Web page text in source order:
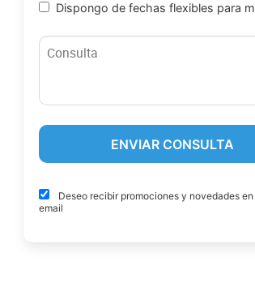
Dispongo de fechas flexibles para
Deseo recibir promociones y novedades en
email